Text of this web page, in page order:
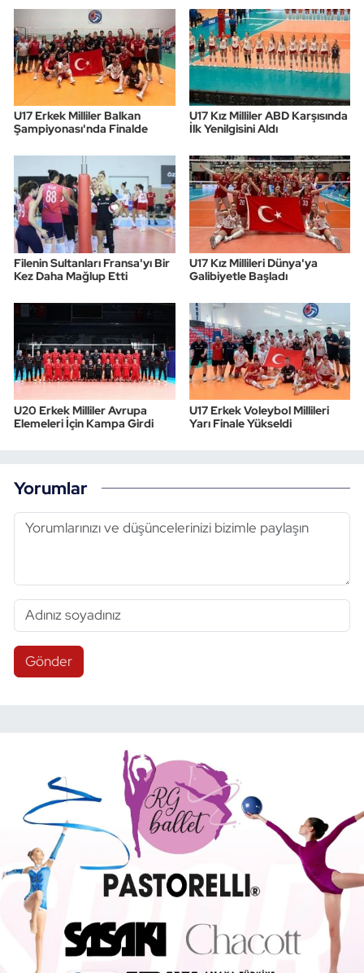
U17 Erkek Milliler Balkan
Şampiyonası'nda Finalde
U17 Kız Milliler ABD Karşısında
İlk Yenilgisini Aldı
Filenin Sultanları Fransa'yı Bir
Kez Daha Mağlup Etti
U17 Kız Millileri Dünya'ya
Galibiyetle Başladı
U20 Erkek Milliler Avrupa
Elemeleri İçin Kampa Girdi
U17 Erkek Voleybol Millileri
Yarı Finale Yükseldi
Yorumlar
Gönder
Wushu Kungfu
Yelken
Yüzme